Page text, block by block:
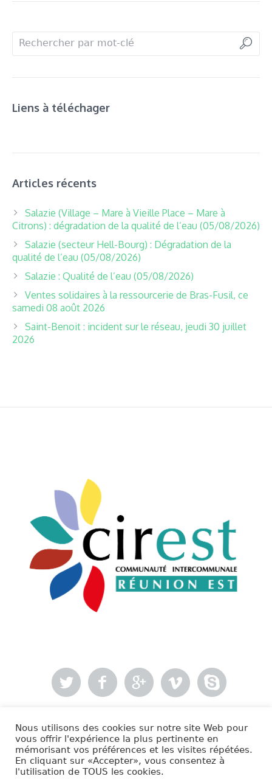
Liens à téléchager
Articles récents
Salazie (Village – Mare à Vieille Place – Mare à
Citrons) : dégradation de la qualité de l’eau (05/08/2026)
Salazie (secteur Hell-Bourg) : Dégradation de la
qualité de l’eau (05/08/2026)
Salazie : Qualité de l’eau (05/08/2026)
Ventes solidaires à la ressourcerie de Bras-Fusil, ce
samedi 08 août 2026
Saint-Benoit : incident sur le réseau, jeudi 30 juillet
2026
- Mentions légales
Cirest © 2020 | Tous droits réservés.
Nous utilisons des cookies sur notre site Web pour
vous offrir l'expérience la plus pertinente en
mémorisant vos préférences et les visites répétées.
En cliquant sur «Accepter», vous consentez à
l'utilisation de TOUS les cookies.